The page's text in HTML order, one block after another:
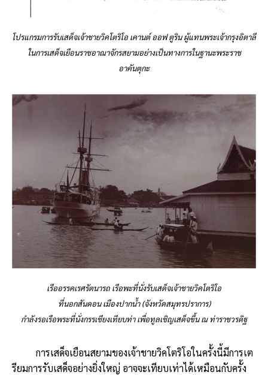
โปรแกรมการรับเสด็จเจ้าชายวิคโตริโอ เคานต์ ออฟ ตูริน ผู้แทนพระเจ้ากรุงอิตาลี
ในการเสด็จเยือนราชอาณาจักรสยามอย่างเป็นทางการในฐานะพระราช
อาคันตุกะ
เรืออรรคเรศรัตนารถ เรือพะที่นั่งรับเสด็จเจ้าชายวิคโตริโอ
ที่นอกสันดอน เมืองปากน้ำ (จังหวัดสมุทรปราการ)
กำลังรอเรือพระที่นั่งกรรเชียงเทียบท่า เพื่อทูลเชิญเสด็จขึ้น ณ ท่าราชวรดิฐ
การเสด็จเยือนสยามของเจ้าชายวิคโตริโอในครั้งนี้มีการเต
รียมการรับเสด็จอย่างยิ่งใหญ่ อาจจะเทียบเท่าได้เหมือนกับครั้ง